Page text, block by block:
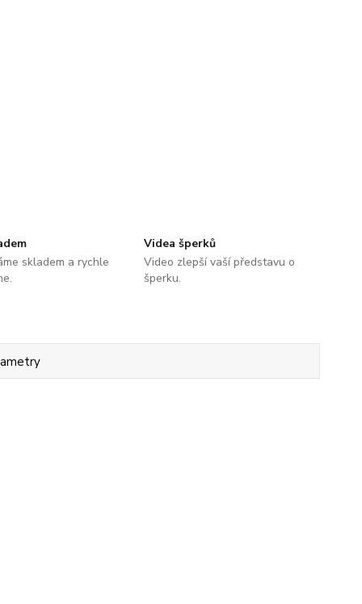
skladem a rychle
Videa šperků
Video zlepší vaší představu o
šperku.